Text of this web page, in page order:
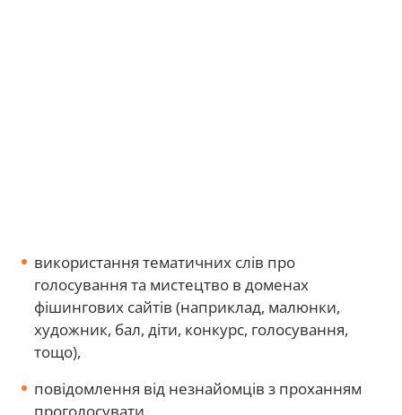
використання тематичних слів про
голосування та мистецтво в доменах
фішингових сайтів (наприклад, малюнки,
художник, бал, діти, конкурс, голосування,
тощо),
повідомлення від незнайомців з проханням